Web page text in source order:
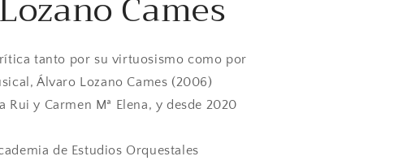
tanto por su virtuosismo como por
Álvaro Lozano Cames (2006)
Rui y Carmen Mª Elena, y desde 2020
de Estudios Orquestales